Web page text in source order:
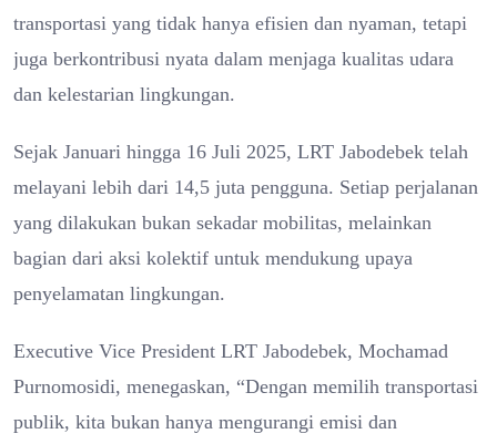
transportasi yang tidak hanya efisien dan nyaman, tetapi
juga berkontribusi nyata dalam menjaga kualitas udara
dan kelestarian lingkungan.
Sejak Januari hingga 16 Juli 2025, LRT Jabodebek telah
melayani lebih dari 14,5 juta pengguna. Setiap perjalanan
yang dilakukan bukan sekadar mobilitas, melainkan
bagian dari aksi kolektif untuk mendukung upaya
penyelamatan lingkungan.
Executive Vice President LRT Jabodebek, Mochamad
Purnomosidi, menegaskan, “Dengan memilih transportasi
publik, kita bukan hanya mengurangi emisi dan